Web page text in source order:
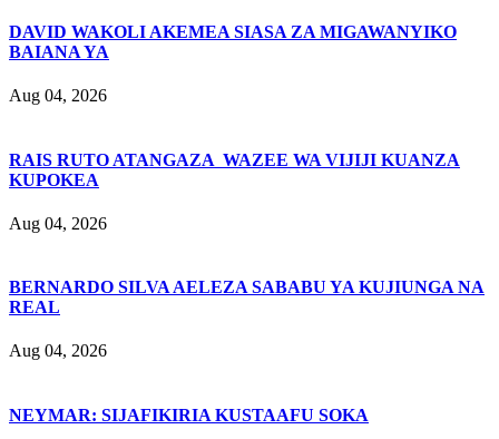
DAVID WAKOLI AKEMEA SIASA ZA MIGAWANYIKO
BAIANA YA
Aug 04, 2026
RAIS RUTO ATANGAZA WAZEE WA VIJIJI KUANZA
KUPOKEA
Aug 04, 2026
BERNARDO SILVA AELEZA SABABU YA KUJIUNGA NA
REAL
Aug 04, 2026
NEYMAR: SIJAFIKIRIA KUSTAAFU SOKA